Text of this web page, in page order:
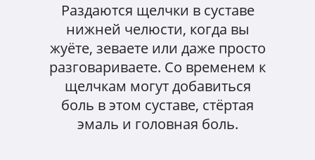
Раздаются щелчки в суставе
нижней челюсти, когда вы
жуёте, зеваете или даже просто
разговариваете. Со временем к
щелчкам могут добавиться
боль в этом суставе, стёртая
эмаль и головная боль.